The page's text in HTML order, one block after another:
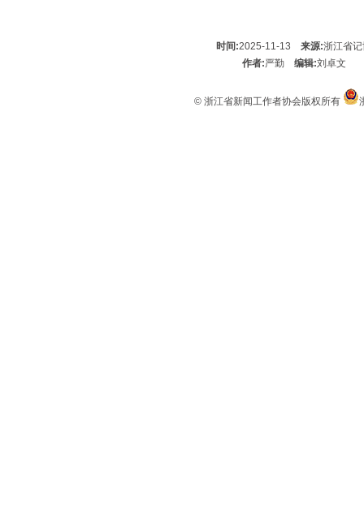
时间:2025-11-13来源:浙江省
作者:严勤编辑:刘卓文
© 浙江省新闻工作者协会版权所有